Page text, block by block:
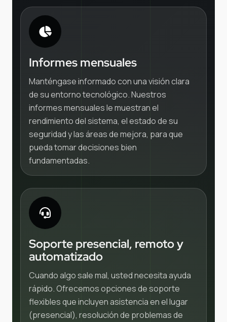
Informes mensuales
Manténgase informado con una visión clara
de su entorno tecnológico. Nuestros
informes mensuales le muestran el
rendimiento del sistema, el estado de su
seguridad y las áreas de mejora, para que
pueda tomar decisiones bien
fundamentadas.
Soporte presencial, remoto y
automatizado
Cuando algo sale mal, usted necesita ayuda
rápido. Ofrecemos opciones de soporte
flexibles que incluyen asistencia en el lugar
(presencial), resolución de problemas de